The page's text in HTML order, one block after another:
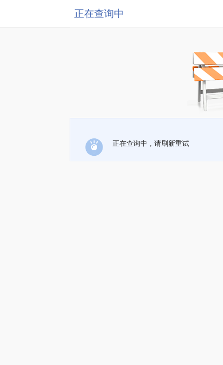
正在查询中
正在查询中，请刷新重试